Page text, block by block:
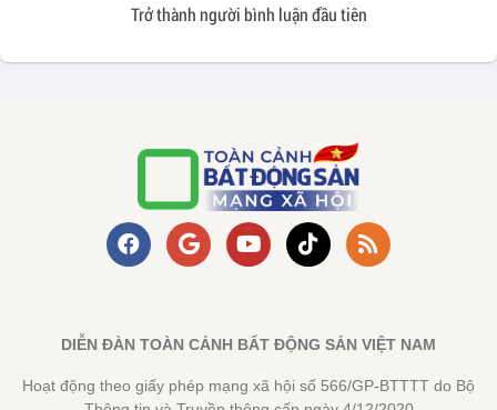
Trở thành người bình luận đầu tiên
DIỄN ĐÀN TOÀN CẢNH BẤT ĐỘNG SẢN VIỆT NAM
Hoạt động theo giấy phép mạng xã hội số 566/GP-BTTTT do Bộ